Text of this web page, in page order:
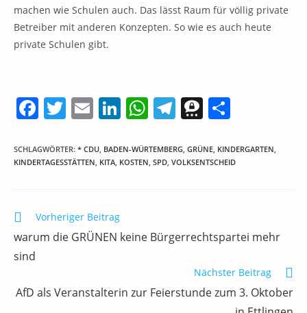
machen wie Schulen auch. Das lässt Raum für völlig private
Betreiber mit anderen Konzepten. So wie es auch heute
private Schulen gibt.
F
c
e
o
o
T
itt
er
E
ai
l
Li
k
e
W
at
s
p
T
e
gr
T
re
e
le
n
SCHLAGWÖRTER: * CDU, BADEN-WÜRTEMBERG, GRÜNE, KINDERGARTEN,
KINDERTAGESSTÄTTEN, KITA, KOSTEN, SPD, VOLKSENTSCHEID
Weitere
ansehen
Vorheriger Beitrag
warum die GRÜNEN keine Bürgerrechtspartei mehr
sind
Nächster Beitrag
AfD als Veranstalterin zur Feierstunde zum 3. Oktober